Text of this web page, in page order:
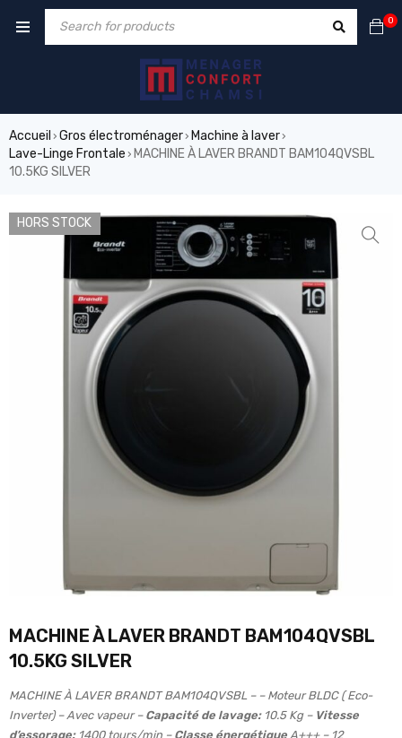
0
Accueil › Gros électroménager› Machine à laver›
Lave-Linge Frontale › MACHINE À LAVER BRANDT BAM104QVSBL
10.5KG SILVER
HORS STOCK
MACHINE À LAVER BRANDT BAM104QVSBL
10.5KG SILVER
MACHINE À LAVER BRANDT BAM104QVSBL – – Moteur BLDC ( Eco-
Inverter) – Avec vapeur – Capacité de lavage: 10.5 Kg –Vitesse
d’essorage:1400 tours/min – Classe énergétique A+++ – 12